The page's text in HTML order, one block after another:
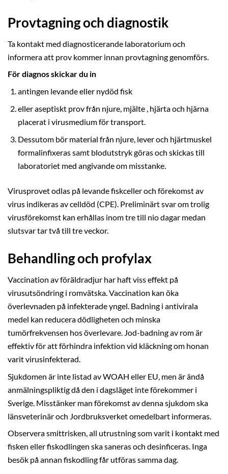
Provtagning och diagnostik
Ta kontakt med diagnosticerande laboratorium och
informera att prov kommer innan provtagning genomförs.
För diagnos skickar du in
antingen levande eller nydöd fisk
eller aseptiskt prov från njure, mjälte , hjärta och hjärna
placerat i virusmedium för transport.
Dessutom bör material från njure, lever och hjärtmuskel
formalinfixeras samt blodutstryk göras och skickas till
laboratoriet med angivande om misstanke.
Virusprovet odlas på levande fiskceller och förekomst av
virus indikeras av celldöd (CPE). Preliminärt svar om trolig
virusförekomst kan erhållas inom tre till nio dagar medan
slutsvar tar två till tre veckor.
Behandling och profylax
Vaccination av föräldradjur har haft viss effekt på
virusutsöndring i romvätska. Vaccination kan öka
överlevnaden på infekterade yngel. Badning i antivirala
medel kan reducera dödligheten och minska
tumörfrekvensen hos överlevare. Jod-badning av rom är
effektiv för att förhindra infektion vid kläckning om honan
varit virusinfekterad.
Sjukdomen är inte listad av WOAH eller EU, men är ändå
anmälningspliktig då den i dagsläget inte förekommer i
Sverige. Misstänker man förekomst av denna sjukdom ska
länsveterinär och Jordbruksverket omedelbart informeras.
Observera smittrisken, all utrustning som varit i kontakt med
fisken eller fiskodlingen ska saneras och desinficeras. Inga
besök på annan fiskodling får utföras samma dag.